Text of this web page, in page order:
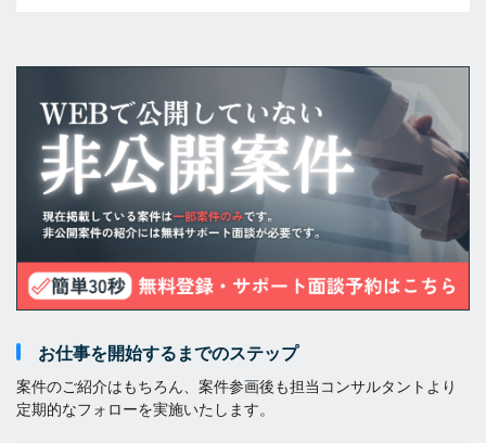
お仕事を開始するまでのステップ
案件のご紹介はもちろん、案件参画後も担当コンサルタントより
定期的なフォローを実施いたします。